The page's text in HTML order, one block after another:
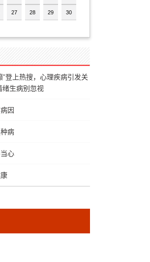
27 28 29 30
”登上热搜，心理疾病引发关
绪生病别忽视
因
病
心